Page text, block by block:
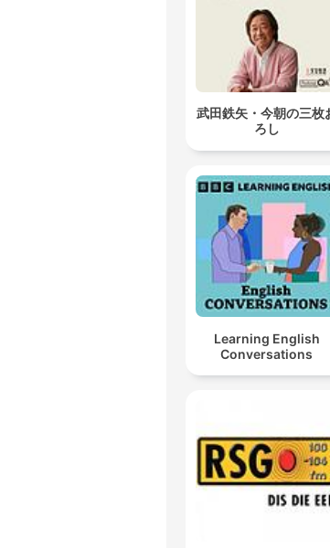
武田鉄矢・今朝の三枚
ろし
Learning English
Conversations